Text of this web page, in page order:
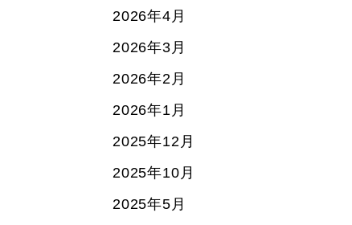
2026年4月
2026年3月
2026年2月
2026年1月
2025年12月
2025年10月
2025年5月